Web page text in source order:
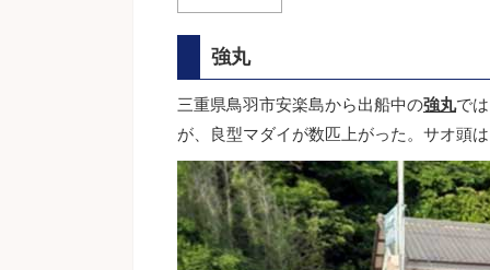
強丸
三重県鳥羽市安楽島から出船中の強丸で
が、良型マダイが数匹上がった。サオ頭